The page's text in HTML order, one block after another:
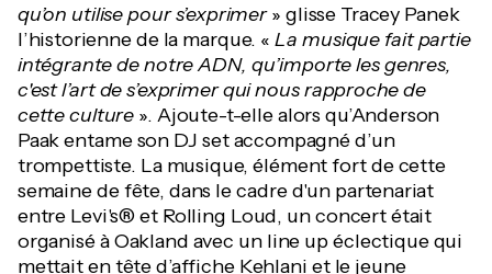
qu’on utilise pour s’exprimer» glisse Tracey Panek
l’historienne de la marque. «La musique fait partie
intégrante de notre ADN, qu’importe les genres,
c'est l’art de s’exprimer qui nous rapproche de
cette culture ». Ajoute-t-elle alors qu’Anderson
Paak entame son DJ set accompagné d’un
trompettiste. La musique, élément fort de cette
semaine de fête, dans le cadre d'un partenariat
entre Levi's® et Rolling Loud, un concert était
organisé à Oakland avec un line up éclectique qui
mettait en tête d’affiche Kehlani et le jeune